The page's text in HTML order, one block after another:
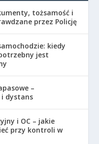
tożsamość i
przez Policję
kiedy
jest
–
i dystans
i OC – jakie
przy kontroli w